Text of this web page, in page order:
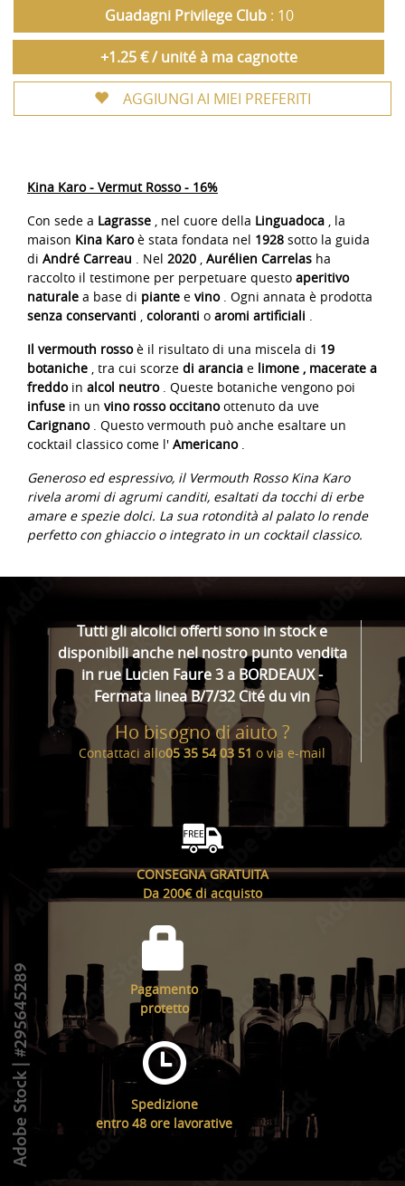
Guadagni Privilege Club: 10
+1.25 € / unité à ma cagnotte
AGGIUNGI AI MIEI PREFERITI
Kina Karo - Vermut Rosso - 16%
Con sede a Lagrasse , nel cuore della Linguadoca , la
maison Kina Karoè stata fondata nel 1928 sotto la guida
di André Carreau . Nel 2020 , Aurélien Carrelas ha
raccolto il testimone per perpetuare questo aperitivo
naturale a base di piante e vino. Ogni annata è prodotta
senza conservanti , coloranti o aromi artificiali .
Il vermouth rossoè il risultato di una miscela di 19
botaniche , tra cui scorze di arancia e limone , macerate a
freddoin alcol neutro. Queste botaniche vengono poi
infuse in un vino rosso occitanoottenuto da uve
Carignano. Questo vermouth può anche esaltare un
cocktail classico come l' Americano.
Generoso ed espressivo, il Vermouth Rosso Kina Karo
rivela aromi di agrumi canditi, esaltati da tocchi di erbe
amare e spezie dolci. La sua rotondità al palato lo rende
perfetto con ghiaccio o integrato in un cocktail classico.
Tutti gli alcolici offerti sono in stock e
disponibili anche nel nostro punto vendita
in rue Lucien Faure 3 a BORDEAUX -
Fermata linea B/7/32 Cité du vin
Ho bisogno di aiuto ?
Contattaci allo05 35 54 03 51 o via e-mail
CONSEGNA GRATUITA
Da 200€ di acquisto
Pagamento
protetto
Spedizione
entro 48 ore lavorative